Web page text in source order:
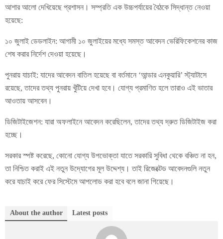
আশার আলো দেখিয়েছে প্রশাসন। সম্প্রতি এক উচ্চপর্যায়ের বৈঠকে সিদ্ধান্ত নেওয়া
হয়েছে:
১০ জুলাই ডেডলাইন: আগামী ১০ জুলাইয়ের মধ্যে সমস্ত আবেদন ভেরিফিকেশনের কাজ
শেষ করার নির্দেশ দেওয়া হয়েছে।
পুনরায় যাচাই: যাদের আবেদন বাতিল হয়েছে বা বর্তমানে ‘আন্ডার এনকুয়ারি’ স্ট্যাটাসে
রয়েছে, তাদের তথ্য পুনরায় খুঁটিয়ে দেখা হবে। যোগ্য প্রমাণিত হলে তারাও এই ভাতার
আওতায় আসবেন।
ডিজিটাইজেশন: যারা অফলাইনে আবেদন করেছিলেন, তাদের তথ্য দ্রুত ডিজিটাইজ করা
হচ্ছে।
সরকার স্পষ্ট করেছে, কোনো যোগ্য উপভোক্তা যাতে সরকারি সুবিধা থেকে বঞ্চিত না হন,
তা নিশ্চিত করাই এই নতুন উদ্যোগের মূল উদ্দেশ্য। তাই রিজেক্টেড আবেদনগুলি নতুন
করে যাচাই করে ফের সিস্টেমে আপলোড করা হবে বলে জানা গিয়েছে।
About the author Latest posts